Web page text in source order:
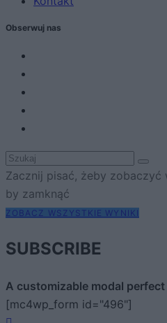
Obserwuj nas
Zacznij pisać, żeby zobaczyć
by zamknąć
ZOBACZ WSZYSTKIE WYNIKI
SUBSCRIBE
A customizable modal
[mc4wp_form id="496"]